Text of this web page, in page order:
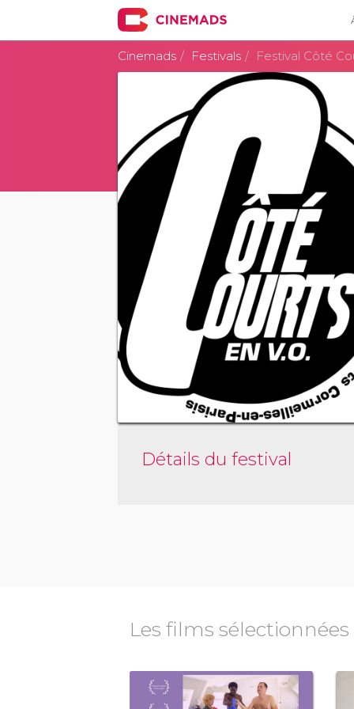
Cinemads Festivals Festival Côté
Détails du festival
Les films sélectionnées
Drame